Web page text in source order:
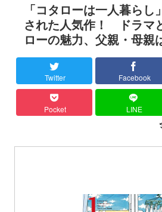
「コタローは一人暮らし
された人気作！ ドラマ
ローの魅力、父親・母親
Twitter Facebook
Pocket LINE